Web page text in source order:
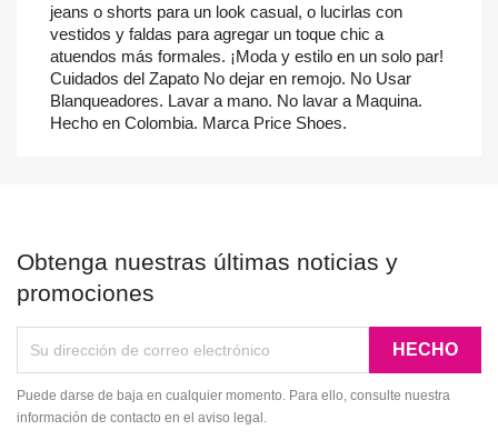
jeans o shorts para un look casual, o lucirlas con
vestidos y faldas para agregar un toque chic a
atuendos más formales. ¡Moda y estilo en un solo par!
Cuidados del Zapato No dejar en remojo. No Usar
Blanqueadores. Lavar a mano. No lavar a Maquina.
Hecho en Colombia. Marca Price Shoes.
Obtenga nuestras últimas noticias y
promociones
Puede darse de baja en cualquier momento. Para ello, consulte nuestra
información de contacto en el aviso legal.